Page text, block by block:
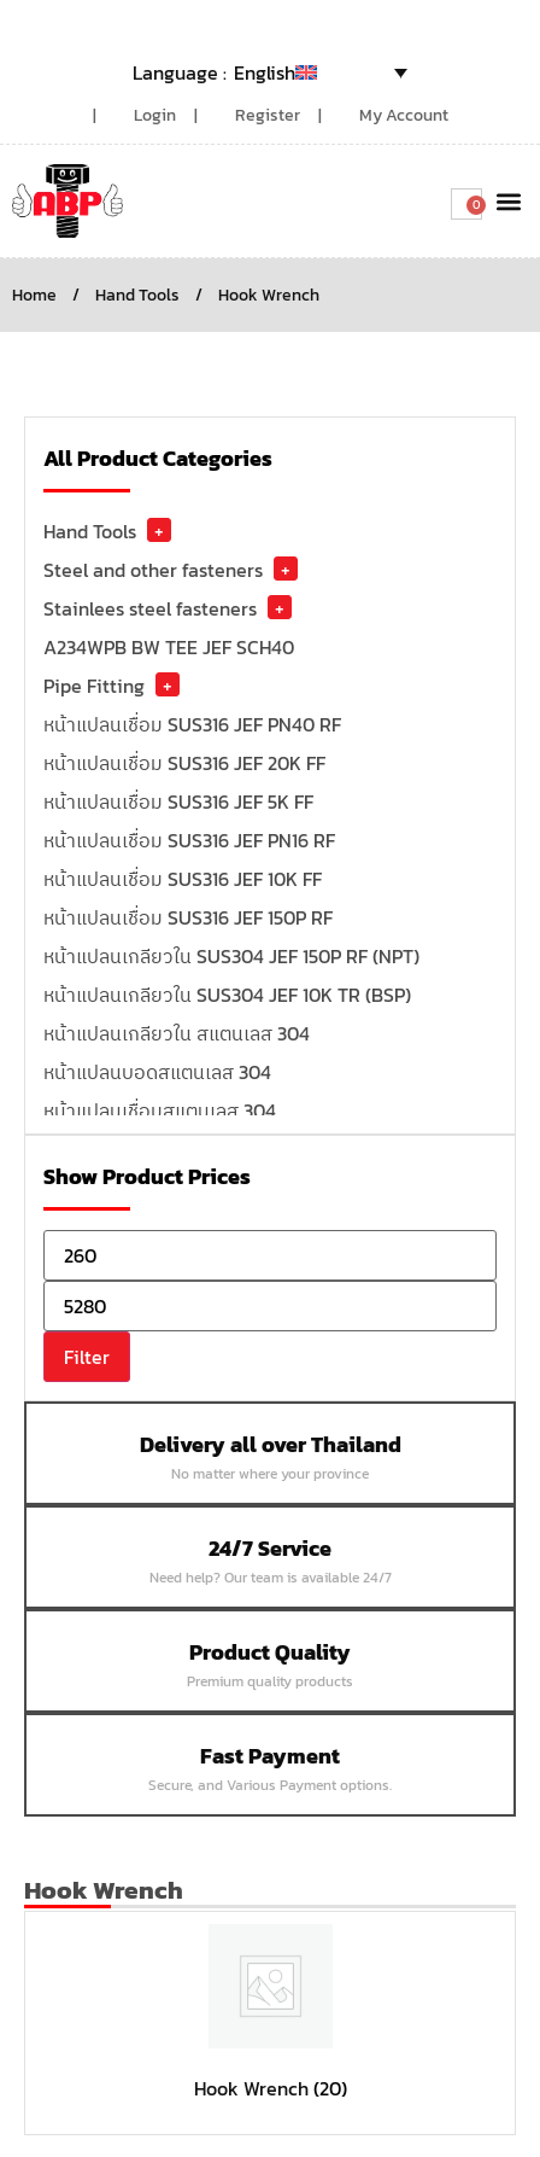
English
Login Register My Account
0
Home / Hand Tools / Hook Wrench
All Product Categories
Hand Tools
+
Steel and other fasteners
+
Stainlees steel fasteners
+
A234WPB BW TEE JEF SCH40
Pipe Fitting
+
หน้าแปลนเชื่อม SUS316 JEF PN40 RF
หน้าแปลนเชื่อม SUS316 JEF 20K FF
หน้าแปลนเชื่อม SUS316 JEF 5K FF
หน้าแปลนเชื่อม SUS316 JEF PN16 RF
หน้าแปลนเชื่อม SUS316 JEF 10K FF
หน้าแปลนเชื่อม SUS316 JEF 150P RF
หน้าแปลนเกลียวใน SUS304 JEF 150P RF (NPT)
หน้าแปลนเกลียวใน SUS304 JEF 10K TR (BSP)
หน้าแปลนเกลียวใน สแตนเลส 304
หน้าแปลนบอดสแตนเลส 304
หน้าแปลนเชื่อมสแตนเลส 304
หน้าแปลนเหล็กคอสูง
หน้าแปลนเชื่อมเหล็กสลิปออน
หน้าแปลนเชื่อมเหล็กบอด
หน้าแปลนเชื่อมบอด SUS304 JEF 300P RF
หน้าแปลนเชื่อมบอด SUS304 JEF PN40 RF
หน้าแปลนเชื่อมบอด SUS304 JEF PN16 RF
หน้าแปลนเชื่อมบอด SUS304 JEF 10K FF
หน้าแปลนเชื่อมบอด SUS304 JEF 5K FF
หน้าแปลนเชื่อมบอด SUS304 JEF 150P RF
หน้าแปลนสลิปออน SUS304 JEF 300P SORF
หน้าแปลนเชื่อม SUS304 JEF PN40 RF
หน้าแปลนเชื่อม SUS304 JEF PN25 RF
หน้าแปลนเชื่อม SUS304 JEF PN16 RF
หน้าแปลนเชื่อม SUS304 JEF 20K FF
หน้าแปลนเชื่อม SUS304 JEF 300P RF
หน้าแปลนเชื่อม SUS304 JEF 150P RF
หน้าแปลนเหล็กเกลียวใน JEF PN40
หน้าแปลนเหล็กเกลียวใน JEF PN16
หน้าแปลนเหล็กเกลียวใน JEF 150P
Show Product Prices
Filter
Delivery all over Thailand
No matter where your province
24/7 Service
Need help? Our team is available 24/7
Product Quality
Premium quality products
Fast Payment
Secure, and Various Payment options.
Hook Wrench
Hook Wrench(20)